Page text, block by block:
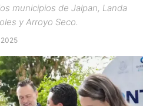
municipios de Jalpan, Landa
y Arroyo Seco.